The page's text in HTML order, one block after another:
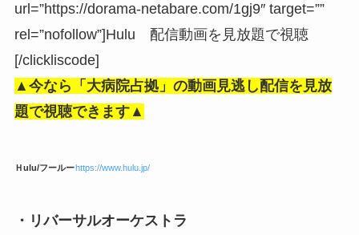
url=”https://dorama-netabare.com/1gj9″ target=””
rel=”nofollow”]Hulu 配信動画を見放題で視聴
[/clickliscode]
▲今なら「大病院占拠」の動画見逃し配信を見放
題で視聴できます▲
Ｈulu/フールーhttps://www.hulu.jp/
・リバーサルオーケストラ